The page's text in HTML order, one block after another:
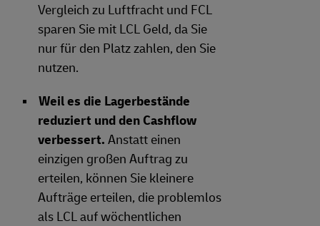
Vergleich zu Luftfracht und FCL
sparen Sie mit LCL Geld, da Sie
nur für den Platz zahlen, den Sie
nutzen.
Weil es die Lagerbestände
reduziert und den Cashflow
verbessert. Anstatt einen
einzigen großen Auftrag zu
erteilen, können Sie kleinere
Aufträge erteilen, die problemlos
als LCL auf wöchentlichen